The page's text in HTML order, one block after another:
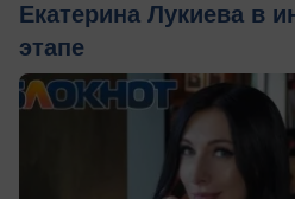
Екатерина Лукиева в
этапе